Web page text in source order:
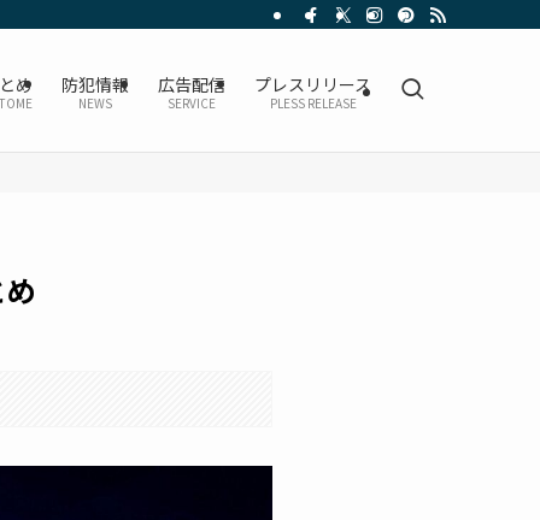
め 防犯情報
NEWS
広告配信
SERVICE
プレスリリース
PLESS RELEASE